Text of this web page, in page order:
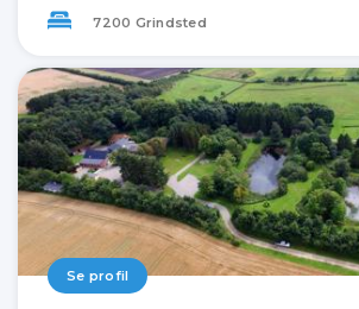
7200 Grindsted
Se profil